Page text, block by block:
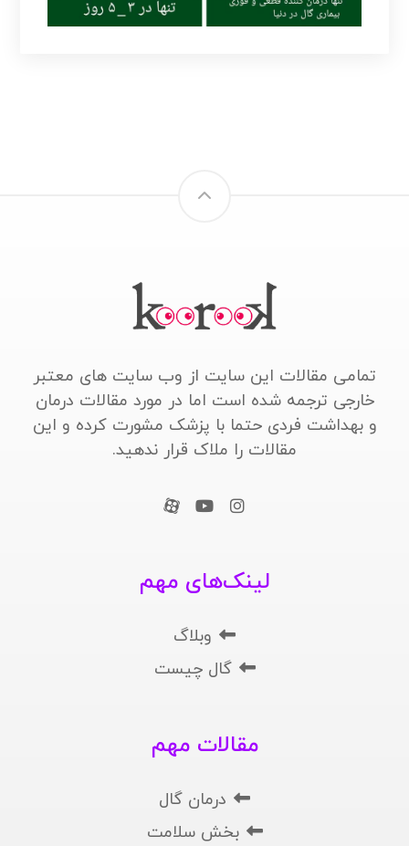
تمامی مقالات این سایت از وب سایت های معتبر
خارجی ترجمه شده است اما در مورد مقالات درمان
و بهداشت فردی حتما با پزشک مشورت کرده و این
مقالات را ملاک قرار ندهید.
لینک‌های مهم
وبلاگ
گال چیست
مقالات مهم
درمان گال
بخش سلامت